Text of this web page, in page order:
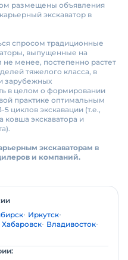
размещены объявления
экскаватор в
спросом традиционные
выпущенные на
не менее, постепенно растет
тяжелого класса, в
зарубежных
в целом о формировании
практике оптимальным
5 циклов экскавации (т.е.,
экскаватора и
экскаваторам в
и компаний.
Иркутск
Хабаровск Владивосток